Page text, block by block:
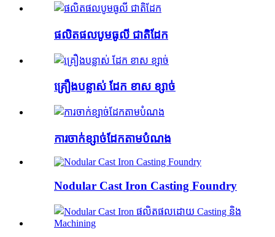
ផលិតផលបូមធូលី ជាតិដែក
គ្រឿងបន្លាស់ ដែក ខាស ខ្សាច់
ការ​ចាក់​ខ្សាច់​ដែក​តាម​បំណង
Nodular Cast Iron Casting Foundry